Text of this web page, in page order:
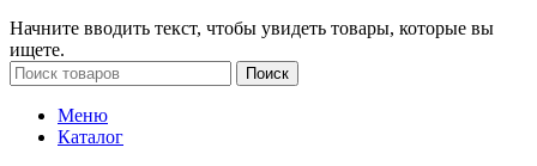
Начните вводить текст, чтобы увидеть товары, которые вы
ищете.
Поиск
Меню
Каталог